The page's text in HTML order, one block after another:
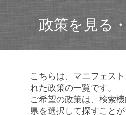
政策を見る
こちらは、マニフェス
れた政策の一覧です。
ご希望の政策は、検索
県を選択して探すことが